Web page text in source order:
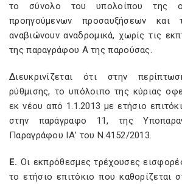
το σύνολο του υπολοίπου της
προηγούμενων προσαυξήσεων
αναβιώνουν αναδρομικά, χωρίς τις
της παραγράφου Α της παρούσας.
Διευκρινίζεται ότι στην
ρύθμισης, το υπόλοιπο της κύριας
εκ νέου από 1.1.2013 με ετήσιο
στην παράγραφο 11, της
Παραγράφου ΙΑ’ του Ν.4152/2013.
Ε. Οι εκπρόθεσμες τρέχουσες
το ετήσιο επιτόκιο που καθορίζεται